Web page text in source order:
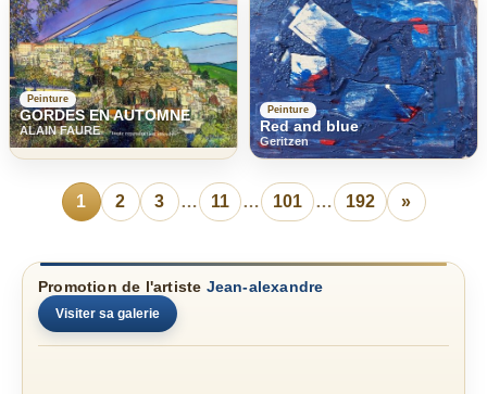
Peinture
GORDES EN AUTOMNE
ALAIN FAURE
Peinture
Red and blue
Geritzen
1 2 3 … 11 … 101 … 192 »
Promotion de l'artiste Jean-alexandre
Visiter sa galerie